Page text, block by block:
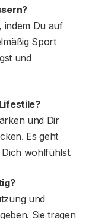
indem Du auf
Sport
und
und Dir
Es geht
wohlfühlst.
und
Sie tragen